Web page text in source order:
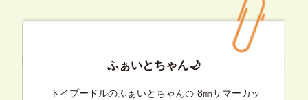
ふぁいとちゃん🌙
トイプードルのふぁいとちゃん🍊 8㎜サマーカッ